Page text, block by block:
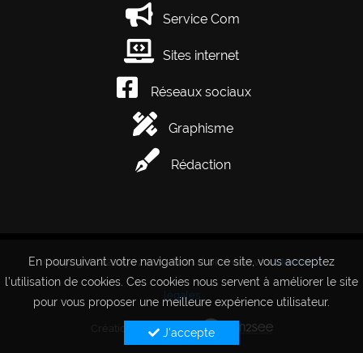
Service Com
Sites internet
Réseaux sociaux
Graphisme
Rédaction
Copyright © 2019 - 2026 - Tous droits réservés.Mentions
légales
Création site internet :
En poursuivant votre navigation sur ce site, vous acceptez
l’utilisation de cookies. Ces cookies nous servent à améliorer le site
pour vous proposer une meilleure expérience utilisateur.
J'accepte